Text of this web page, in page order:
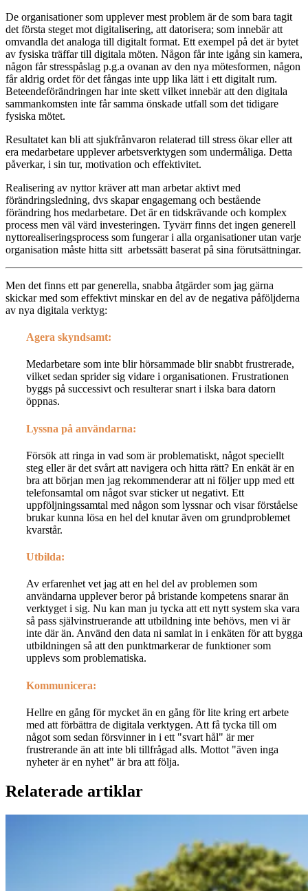
De organisationer som upplever mest problem är de som bara tagit
det första steget mot digitalisering, att datorisera; som innebär att
omvandla det analoga till digitalt format. Ett exempel på det är bytet
av fysiska träffar till digitala möten. Någon får inte igång sin kamera,
någon får stresspåslag p.g.a ovanan av den nya mötesformen, någon
får aldrig ordet för det fångas inte upp lika lätt i ett digitalt rum.
Beteendeförändringen har inte skett vilket innebär att den digitala
sammankomsten inte får samma önskade utfall som det tidigare
fysiska mötet.
Resultatet kan bli att sjukfrånvaron relaterad till stress ökar eller att
era medarbetare upplever arbetsverktygen som undermåliga. Detta
påverkar, i sin tur, motivation och effektivitet.
Realisering av nyttor kräver att man arbetar aktivt med
förändringsledning, dvs skapar engagemang och bestående
förändring hos medarbetare. Det är en tidskrävande och komplex
process men väl värd investeringen. Tyvärr finns det ingen generell
nyttorealiseringsprocess som fungerar i alla organisationer utan varje
organisation måste hitta sitt arbetssätt baserat på sina förutsättningar.
Men det finns ett par generella, snabba åtgärder som jag gärna
skickar med som effektivt minskar en del av de negativa påföljderna
av nya digitala verktyg:
Agera skyndsamt:
Medarbetare som inte blir hörsammade blir snabbt frustrerade,
vilket sedan sprider sig vidare i organisationen. Frustrationen
byggs på successivt och resulterar snart i ilska bara datorn
öppnas.
Lyssna på användarna:
Försök att ringa in vad som är problematiskt, något speciellt
steg eller är det svårt att navigera och hitta rätt? En enkät är en
bra att början men jag rekommenderar att ni följer upp med ett
telefonsamtal om något svar sticker ut negativt. Ett
uppföljningssamtal med någon som lyssnar och visar förståelse
brukar kunna lösa en hel del knutar även om grundproblemet
kvarstår.
Utbilda:
Av erfarenhet vet jag att en hel del av problemen som
användarna upplever beror på bristande kompetens snarar än
verktyget i sig. Nu kan man ju tycka att ett nytt system ska vara
så pass självinstruerande att utbildning inte behövs, men vi är
inte där än. Använd den data ni samlat in i enkäten för att bygga
utbildningen så att den punktmarkerar de funktioner som
upplevs som problematiska.
Kommunicera:
Hellre en gång för mycket än en gång för lite kring ert arbete
med att förbättra de digitala verktygen. Att få tycka till om
något som sedan försvinner in i ett "svart hål" är mer
frustrerande än att inte bli tillfrågad alls. Mottot "även inga
nyheter är en nyhet" är bra att följa.
Relaterade artiklar